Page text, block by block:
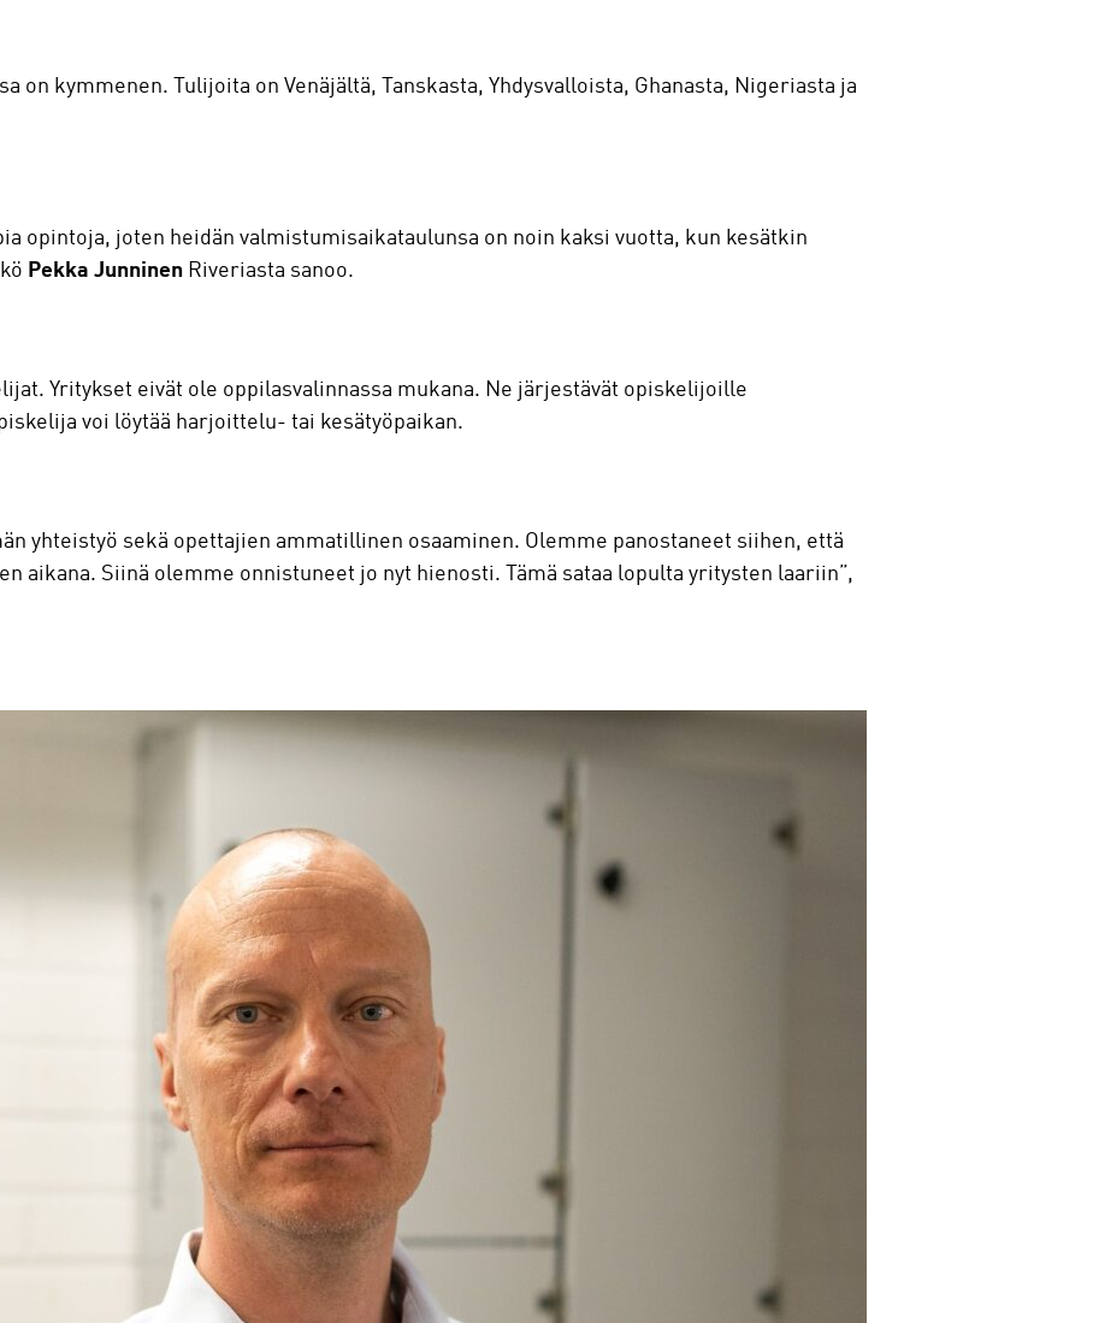
on kymmenen. Tulijoita on Venäjältä, Tanskasta, Yhdysvalloista, Ghanasta, Nigeriasta ja
opintoja, joten heidän valmistumisaikataulunsa on noin kaksi vuotta, kun kesätkin
Pekka Junninen Riveriasta sanoo.
Yritykset eivät ole oppilasvalinnassa mukana. Ne järjestävät opiskelijoille
voi löytää harjoittelu- tai kesätyöpaikan.
yhteistyö sekä opettajien ammatillinen osaaminen. Olemme panostaneet siihen, että
aikana. Siinä olemme onnistuneet jo nyt hienosti. Tämä sataa lopulta yritysten laariin”,